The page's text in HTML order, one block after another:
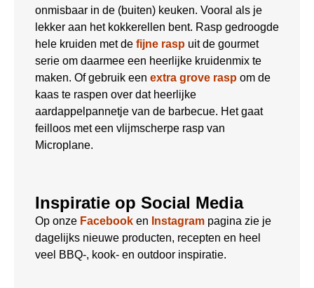
onmisbaar in de (buiten) keuken. Vooral als je
lekker aan het kokkerellen bent. Rasp gedroogde
hele kruiden met de fijne rasp uit de gourmet
serie om daarmee een heerlijke kruidenmix te
maken. Of gebruik een extra grove rasp om de
kaas te raspen over dat heerlijke
aardappelpannetje van de barbecue. Het gaat
feilloos met een vlijmscherpe rasp van
Microplane.
Inspiratie op Social Media
Op onze Facebook en Instagram pagina zie je
dagelijks nieuwe producten, recepten en heel
veel BBQ-, kook- en outdoor inspiratie.